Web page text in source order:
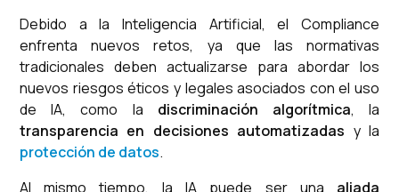
Debido a la Inteligencia Artificial, el Compliance
enfrenta nuevos retos, ya que las normativas
tradicionales deben actualizarse para abordar los
nuevos riesgos éticos y legales asociados con el uso
de IA, como la discriminación algorítmica, la
transparencia en decisiones automatizadas y la
protección de datos.
Al mismo tiempo, la IA puede ser una aliada